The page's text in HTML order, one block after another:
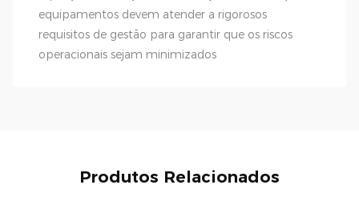
equipamentos devem atender a rigorosos
requisitos de gestão para garantir que os riscos
operacionais sejam minimizados
Produtos Relacionados